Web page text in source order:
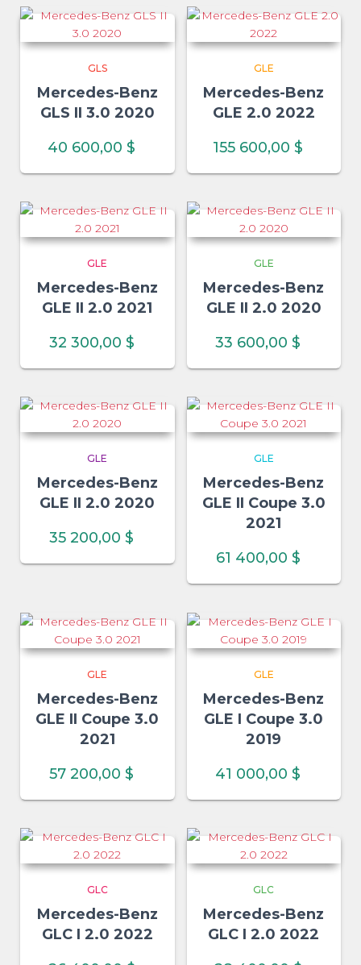
GLS
Mercedes-Benz
GLS II 3.0 2020
40 600,00 $
GLE
Mercedes-Benz
GLE 2.0 2022
155 600,00 $
GLE
Mercedes-Benz
GLE II 2.0 2021
32 300,00 $
GLE
Mercedes-Benz
GLE II 2.0 2020
33 600,00 $
GLE
Mercedes-Benz
GLE II 2.0 2020
35 200,00 $
GLE
Mercedes-Benz
GLE II Coupe 3.0
2021
61 400,00 $
GLE
Mercedes-Benz
GLE II Coupe 3.0
2021
57 200,00 $
GLE
Mercedes-Benz
GLE I Coupe 3.0
2019
41 000,00 $
GLC
Mercedes-Benz
GLC I 2.0 2022
GLC
Mercedes-Benz
GLC I 2.0 2022